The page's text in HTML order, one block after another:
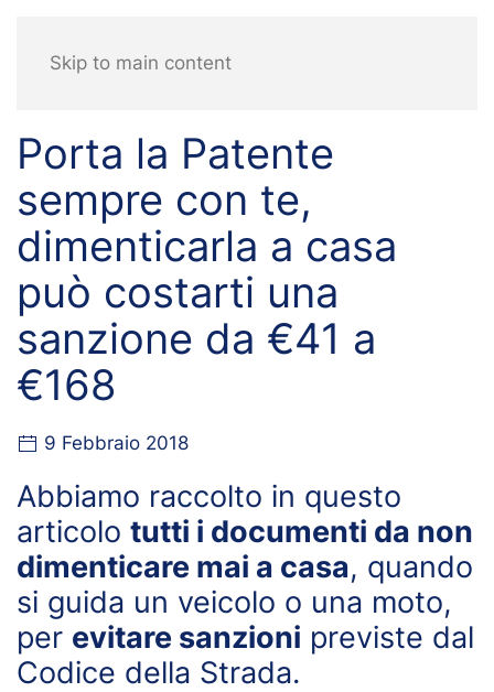
Skip to main content
Porta la Patente
sempre con te,
dimenticarla a casa
può costarti una
sanzione da €41 a
€168
9 Febbraio 2018
Abbiamo raccolto in questo
articolo tutti i documenti da non
dimenticare mai a casa, quando
si guida un veicolo o una moto,
per evitare sanzioni previste dal
Codice della Strada.